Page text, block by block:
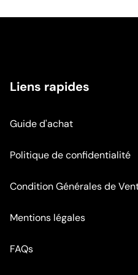
Liens rapides
Guide d'achat
Politique de confidentialité
Condition Générales de
Mentions légales
FAQs